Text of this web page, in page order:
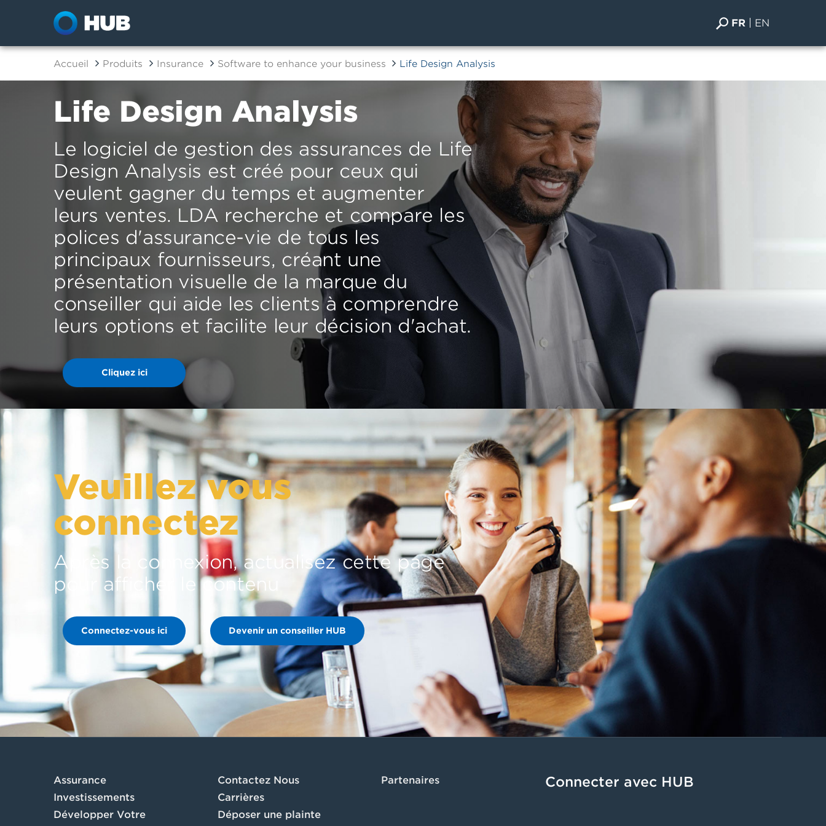
FR EN
Accueil Produits Insurance Software to enhance your business Life Design Analysis
Life Design Analysis
Le logiciel de gestion des assurances de Life
Design Analysis est créé pour ceux qui
veulent gagner du temps et augmenter
leurs ventes. LDA recherche et compare les
polices d'assurance-vie de tous les
principaux fournisseurs, créant une
présentation visuelle de la marque du
conseiller qui aide les clients à comprendre
leurs options et facilite leur décision d'achat.
Cliquez ici
Veuillez vous
connectez
Après la connexion, actualisez cette page
pour afficher le contenu
Connectez-vous ici Devenir un conseiller HUB
Assurance
Investissements
Développer Votre
Contactez Nous
Carrières
Déposer une plainte
Partenaires Connecter avec HUB